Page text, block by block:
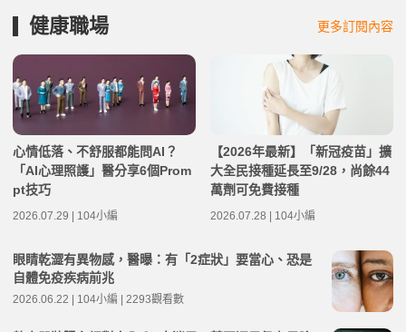
健康職場 更多訂閱內容
心情低落、不舒服都能問AI？
「AI心理照護」醫分享6個Prom
pt技巧
2026.07.29 | 104小編
【2026年最新】「新冠疫苗」擴
大全民接種延長至9/28，尚餘44
萬劑可免費接種
2026.07.28 | 104小編
眼睛乾澀有異物感，醫曝：有「2症狀」要當心、恐是
自體免疫疾病前兆
2026.06.22 | 104小編 | 2293觀看數